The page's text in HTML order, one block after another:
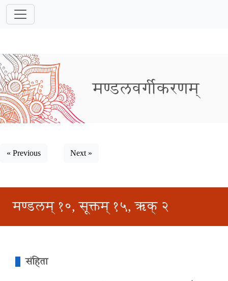
मण्डलवर्गीकरणम्
« Previous Next »
मण्डलम् १०, सूक्तम् १५, ऋक् २
संहिता